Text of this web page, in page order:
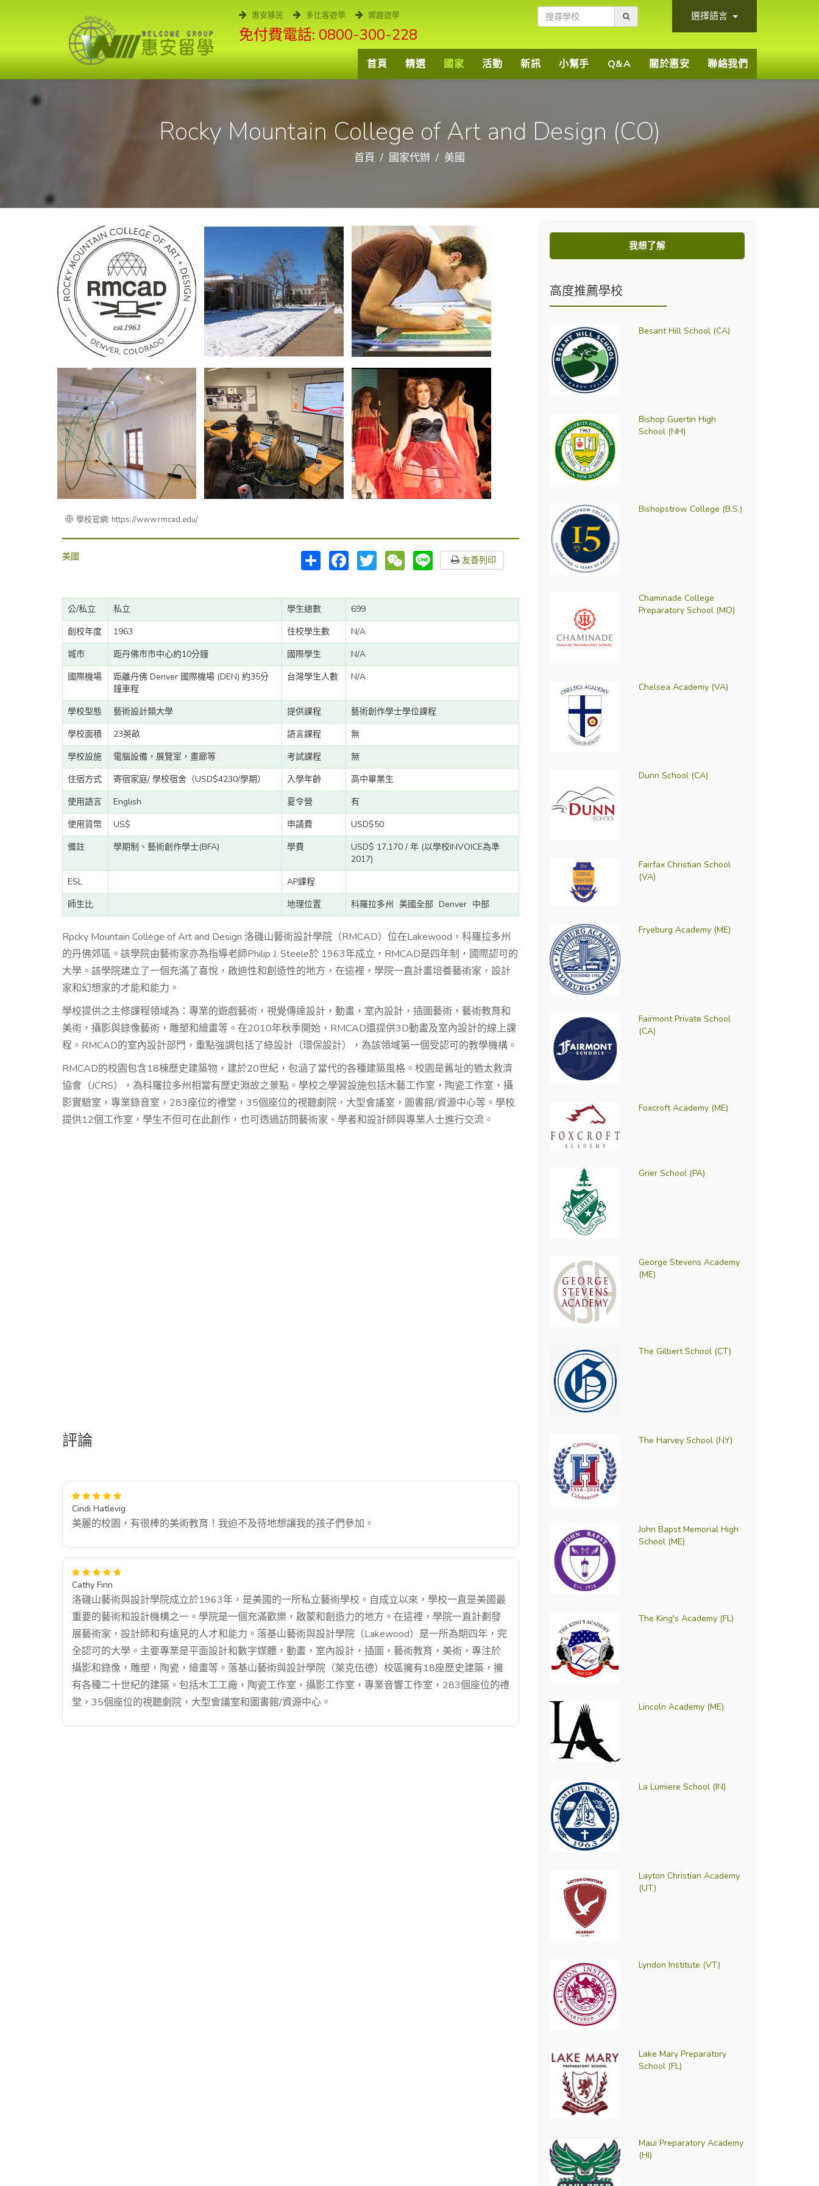
惠安移民 多比客遊學 嚮趣遊學
免付費電話: 0800-300-228
選擇語言
首頁 精選 國家 活動 新訊 小幫手 Q&A 關於惠安 聯絡我們
Rocky Mountain College of Art and Design (CO)
首頁 國家代辦 美國
學校官網: https://www.rmcad.edu/
美國 FacebookTwitter WeChat Line 友善列印
公/私立 私立 學生總數
699
創校年度
1963 住校學生數
N/A
城市
距丹佛市市中心約10分鐘 國際學生
N/A
國際機場
距離丹佛 Denver 國際機場 (DEN) 約35分
鐘車程
台灣學生人數 N/A
學校型態 藝術設計類大學 提供課程
藝術創作學士學位課程
學校面積
23英畝 語言課程
無
學校設施
電腦設備，展覽室，畫廊等 考試課程
無
住宿方式
寄宿家庭/ 學校宿舍（USD$4230/學期） 入學年齡
高中畢業生
使用語言
English 夏令營
有
使用貨幣
US$ 申請費
USD$50
備註
學期制、藝術創作學士(BFA) 學費
USD$ 17,170 / 年 (以學校INVOICE為準
2017)
ESL
AP課程
師生比
地理位置 科羅拉多州 美國全部 Denver 中部
Rpcky Mountain College of Art and Design 洛磯山藝術設計學院（RMCAD）位在Lakewood，科羅拉多州
的丹佛郊區。該學院由藝術家亦為指導老師Philip J. Steele於 1963年成立，RMCAD是四年制，國際認可的
大學。該學院建立了一個充滿了喜悅，啟迪性和創造性的地方，在這裡，學院一直計畫培養藝術家，設計
家和幻想家的才能和能力。
學校提供之主修課程領域為：專業的遊戲藝術，視覺傳達設計，動畫，室內設計，插圖藝術，藝術教育和
美術，攝影與錄像藝術，雕塑和繪畫等。在2010年秋季開始，RMCAD還提供3D動畫及室內設計的線上課
程。RMCAD的室內設計部門，重點強調包括了綠設計（環保設計），為該領域第一個受認可的教學機構。
RMCAD的校園包含18棟歷史建築物，建於20世紀，包涵了當代的各種建築風格。校園是舊址的猶太救濟
協會（JCRS），為科羅拉多州相當有歷史淵故之景點。學校之學習設施包括木藝工作室，陶瓷工作室，攝
影實驗室，專業錄音室，283座位的禮堂，35個座位的視聽劇院，大型會議室，圖書館/資源中心等。學校
提供12個工作室，學生不但可在此創作，也可透過訪問藝術家、學者和設計師與專業人士進行交流。
評論
Cindi Hatlevig
美麗的校園，有很棒的美術教育！我迫不及待地想讓我的孩子們參加。
Cathy Finn
洛磯山藝術與設計學院成立於1963年，是美國的一所私立藝術學校。自成立以來，學校一直是美國最
重要的藝術和設計機構之一。學院是一個充滿歡樂，啟蒙和創造力的地方。在這裡，學院一直計劃發
展藝術家，設計師和有遠見的人才和能力。落基山藝術與設計學院（Lakewood）是一所為期四年，完
全認可的大學。主要專業是平面設計和數字媒體，動畫，室內設計，插圖，藝術教育，美術，專注於
攝影和錄像，雕塑，陶瓷，繪畫等。落基山藝術與設計學院（萊克伍德）校區擁有18座歷史建築，擁
有各種二十世紀的建築。包括木工工廠，陶瓷工作室，攝影工作室，專業音響工作室，283個座位的禮
堂，35個座位的視聽劇院，大型會議室和圖書館/資源中心。
我想了解
高度推薦學校
Besant Hill School (CA)
Bishop Guertin High
School (NH)
Bishopstrow College (B.S.)
Chaminade College
Preparatory School (MO)
Chelsea Academy (VA)
Dunn School (CA)
Fairfax Christian School
(VA)
Fryeburg Academy (ME)
Fairmont Private School
(CA)
Foxcroft Academy (ME)
Grier School (PA)
George Stevens Academy
(ME)
The Gilbert School (CT)
The Harvey School (NY)
John Bapst Memorial High
School (ME)
The King's Academy (FL)
Lincoln Academy (ME)
La Lumiere School (IN)
Layton Christian Academy
(UT)
Lyndon Institute (VT)
Lake Mary Preparatory
School (FL)
Maui Preparatory Academy
(HI)